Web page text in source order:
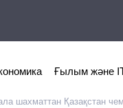
Ғылым және
шахматтан Қазақстан